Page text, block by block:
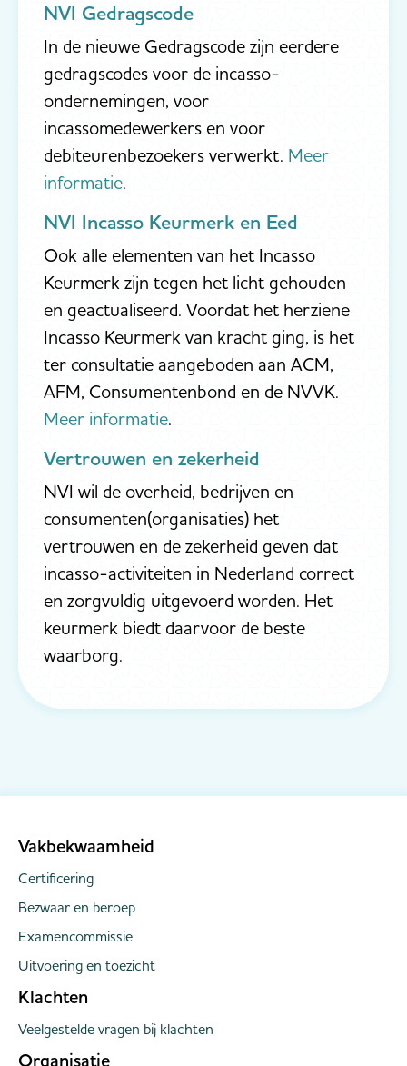
NVI Gedragscode
In de nieuwe Gedragscode zijn eerdere
gedragscodes voor de incasso-
ondernemingen, voor
incassomedewerkers en voor
debiteurenbezoekers verwerkt. Meer
informatie.
NVI Incasso Keurmerk en Eed
Ook alle elementen van het Incasso
Keurmerk zijn tegen het licht gehouden
en geactualiseerd. Voordat het herziene
Incasso Keurmerk van kracht ging, is het
ter consultatie aangeboden aan ACM,
AFM, Consumentenbond en de NVVK.
Meer informatie.
Vertrouwen en zekerheid
NVI wil de overheid, bedrijven en
consumenten(organisaties) het
vertrouwen en de zekerheid geven dat
incasso-activiteiten in Nederland correct
en zorgvuldig uitgevoerd worden. Het
keurmerk biedt daarvoor de beste
waarborg.
Vakbekwaamheid
Certificering
Bezwaar en beroep
Examencommissie
Uitvoering en toezicht
Klachten
Veelgestelde vragen bij klachten
Organisatie